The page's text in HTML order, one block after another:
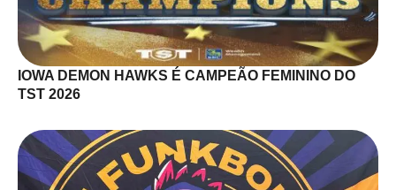
IOWA DEMON HAWKS É CAMPEÃO FEMININO DO
TST 2026